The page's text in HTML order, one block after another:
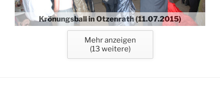
Krönungsball in Otzenrath (11.07.2015)
Mehr anzeigen
(13 weitere)